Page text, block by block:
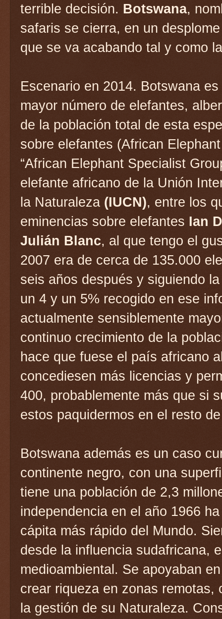
terrible decisión. Botswana,
safaris se cierra, en un
que se va acabando tal y como
Escenario en 2014. Botswana
mayor número de elefantes,
de la población total de esta
sobre elefantes (African
“African Elephant Specialist
elefante africano de la Unión
la Naturaleza (IUCN), entre los
eminencias sobre elefantes Ian
Julián Blanc, al que tengo el
2007 era de cerca de 135.000
seis años después y siguiendo
un 4 y un 5% recogido en ese
actualmente sensiblemente
continuo crecimiento de la
hace que fuese el país africano
concediesen más licencias y
400, probablemente más que si
estos paquidermos en el resto
Botswana además es un caso
continente negro, con una
tiene una población de 2,3
independencia en el año 1966
cápita más rápido del Mundo.
desde la influencia sudafricana,
medioambiental. Se apoyaban
crear riqueza en zonas
la gestión de su Naturaleza.